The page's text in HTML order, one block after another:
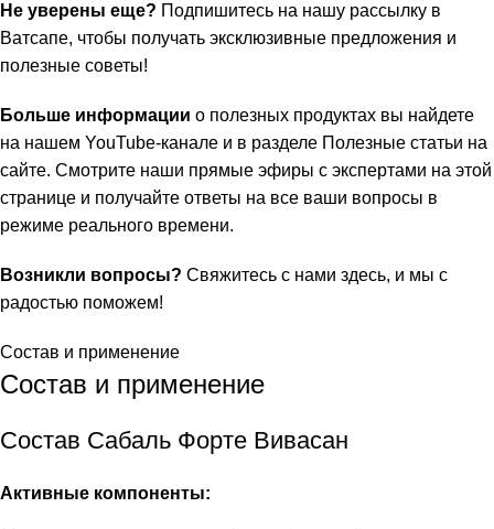
Не уверены еще? Подпишитесь на нашу рассылку в
Ватсапе, чтобы получать эксклюзивные предложения и
полезные советы!
Больше информации о полезных продуктах вы найдете
на нашем YouTube-канале и в разделе Полезные статьи на
сайте. Смотрите наши прямые эфиры с экспертами на этой
странице и получайте ответы на все ваши вопросы в
режиме реального времени.
Возникли вопросы? Свяжитесь с нами здесь, и мы с
радостью поможем!
Состав и применение
Состав и применение
Состав Сабаль Форте Вивасан
Активные компоненты: